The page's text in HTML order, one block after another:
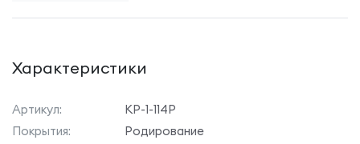
Характеристики
Артикул:
КР-1-114Р
Покрытия:
Родирование